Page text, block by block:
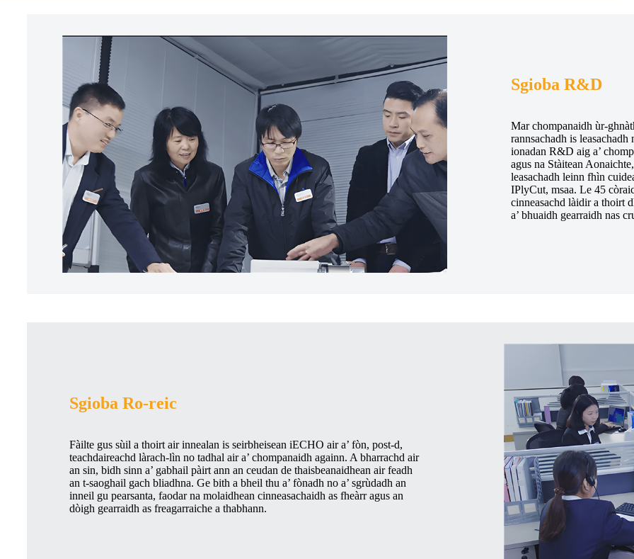
Sgioba R&D
Mar chompanaidh ùr-
rannsachadh is
ionadan R&D aig a’
agus na Stàitean
leasachadh leinn fhìn
IPlyCut, msaa. Le 45
cinneasachd làidir a thoirt
a’ bhuaidh gearraidh nas
Sgioba Ro-reic
Fàilte gus sùil a thoirt air innealan is seirbheisean iECHO air a’ fòn, post-d,
teachdaireachd làrach-lìn no tadhal air a’ chompanaidh againn. A bharrachd air
an sin, bidh sinn a’ gabhail pàirt ann an ceudan de thaisbeanaidhean air feadh
an t-saoghail gach bliadhna. Ge bith a bheil thu a’ fònadh no a’ sgrùdadh an
inneil gu pearsanta, faodar na molaidhean cinneasachaidh as fheàrr agus an
dòigh gearraidh as freagarraiche a thabhann.